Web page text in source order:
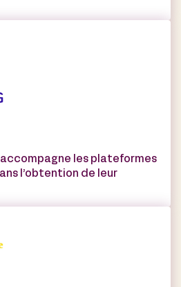
accompagne les plateformes
l’obtention de leur